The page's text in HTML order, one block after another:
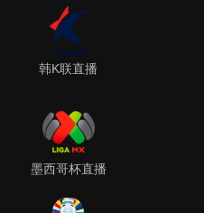
韩K联直播
墨西哥杯直播